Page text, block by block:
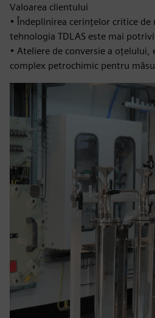
Valoarea clientului
• Îndeplinirea cerințelor critice de
tehnologia TDLAS este mai
• Ateliere de conversie a oțelului,
complex petrochimic pentru